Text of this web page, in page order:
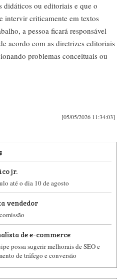
didáticos ou editoriais e que o
intervir criticamente em textos
a pessoa ficará responsável
acordo com as diretrizes editoriais
problemas conceituais ou
[05/05/2026 11:34:03]
jr.
até o dia 10 de agosto
vendedor
de e-commerce
possa sugerir melhorais de SEO e
de tráfego e conversão